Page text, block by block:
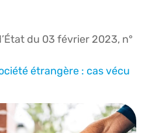
du 03 février 2023, n°
étrangère : cas vécu